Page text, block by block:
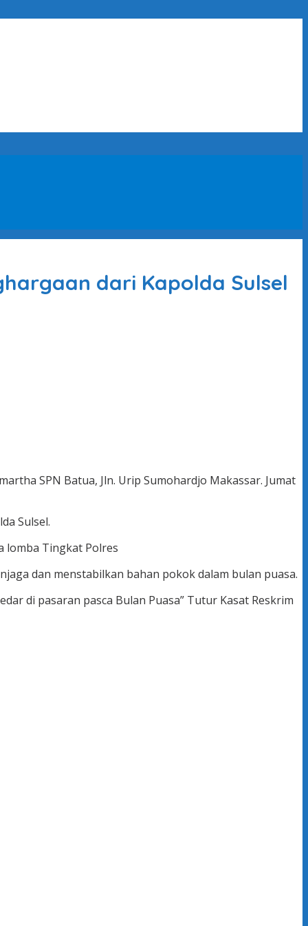
dari Kapolda Sulsel
SPN Batua, Jln. Urip Sumohardjo Makassar. Jumat
Sulsel.
lomba Tingkat Polres
dan menstabilkan bahan pokok dalam bulan puasa.
di pasaran pasca Bulan Puasa” Tutur Kasat Reskrim